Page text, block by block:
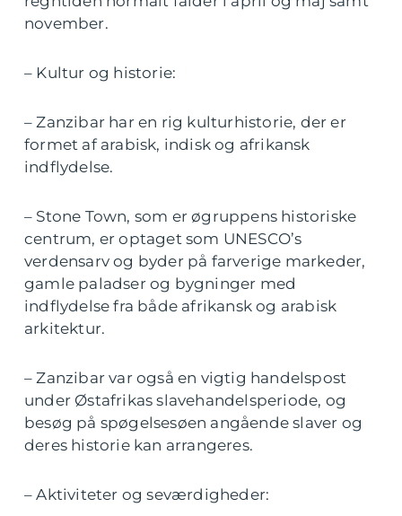
november.
– Kultur og historie:
– Zanzibar har en rig kulturhistorie, der er
formet af arabisk, indisk og afrikansk
indflydelse.
– Stone Town, som er øgruppens historiske
centrum, er optaget som UNESCO’s
verdensarv og byder på farverige markeder,
gamle paladser og bygninger med
indflydelse fra både afrikansk og arabisk
arkitektur.
– Zanzibar var også en vigtig handelspost
under Østafrikas slavehandelsperiode, og
besøg på spøgelsesøen angående slaver og
deres historie kan arrangeres.
– Aktiviteter og seværdigheder: